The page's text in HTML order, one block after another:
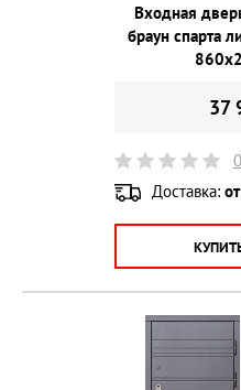
Входная
браун спарта
37
0
Доставка: